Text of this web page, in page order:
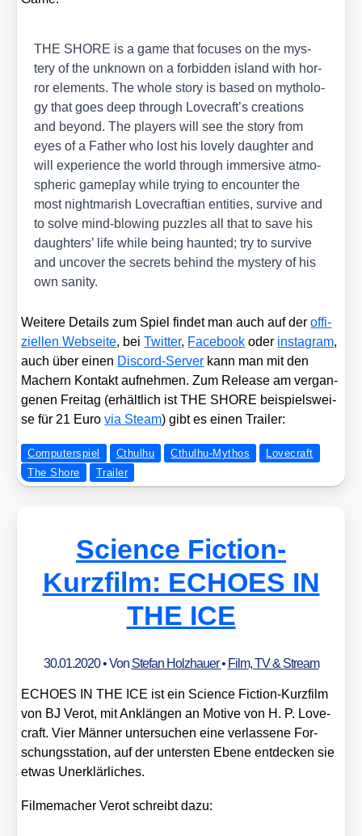
THE SHORE is a game that focu­ses on the mys­
tery of the unknown on a for­bidden island with hor­
ror ele­ments. The who­le sto­ry is based on mytho­lo­
gy that goes deep through Lovecraft’s crea­ti­ons
and bey­ond. The play­ers will see the sto­ry from
eyes of a Father who lost his love­ly daugh­ter and
will expe­ri­ence the world through immersi­ve atmo­
sphe­ric game­play while try­ing to encoun­ter the
most night­ma­rish Love­craf­ti­an enti­ties, sur­vi­ve and
to sol­ve mind-blo­wing puz­zles all that to save his
daugh­ters’ life while being haun­ted; try to sur­vi­ve
and unco­ver the secrets behind the mys­tery of his
own sani­ty.
Wei­te­re Details zum Spiel fin­det man auch auf deroffi­
zi­el­len Web­sei­te, beiTwit­ter, Face­book oder insta­gram,
auch über einen Dis­cord-Ser­ver kann man mit den
Machern Kon­takt auf­neh­men. Zum Release am ver­gan­
ge­nen Frei­tag (erhält­lich ist THE SHORE bei­spiels­wei­
se für 21 Eurovia Steam) gibt es einen Trai­ler:
Computerspiel Cthulhu Cthulhu-Mythos
Lovecraft
The Shore
Trailer
Science Fiction-
Kurzfilm: ECHOES IN
THE ICE
30.01.2020• Von Stefan Holzhauer• Film, TV & Stream
ECHOES IN THE ICE ist ein Sci­ence Fic­tion-Kurz­film
von BJ Ver­ot, mit Anklän­gen an Moti­ve von H. P. Love­
craft. Vier Män­ner unter­su­chen eine ver­las­se­ne For­
schungs­sta­ti­on, auf der unters­ten Ebe­ne ent­de­cken sie
etwas Uner­klär­li­ches.
Fil­me­ma­cher Ver­ot schreibt dazu: